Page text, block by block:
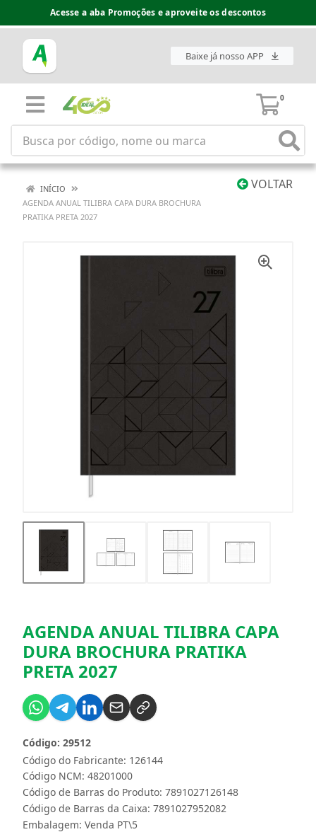
Acesse a aba Promoções e aproveite os descontos
Baixe já nosso APP
0
VOLTAR
INÍCIO
AGENDA ANUAL TILIBRA CAPA DURA BROCHURA
PRATIKA PRETA 2027
AGENDA ANUAL TILIBRA CAPA
DURA BROCHURA PRATIKA
PRETA 2027
Código do Fabricante: 126144
Código: 29512
Código NCM: 48201000
Código de Barras do Produto: 7891027126148
Código de Barras da Caixa: 7891027952082
Embalagem: Venda PT\5